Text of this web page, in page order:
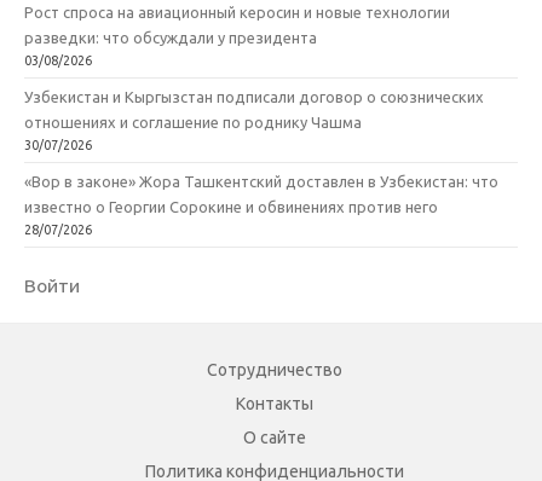
Рост спроса на авиационный керосин и новые технологии
разведки: что обсуждали у президента
03/08/2026
Узбекистан и Кыргызстан подписали договор о союзнических
отношениях и соглашение по роднику Чашма
30/07/2026
«Вор в законе» Жора Ташкентский доставлен в Узбекистан: что
известно о Георгии Сорокине и обвинениях против него
28/07/2026
Войти
Сотрудничество
Контакты
О сайте
Политика конфиденциальности